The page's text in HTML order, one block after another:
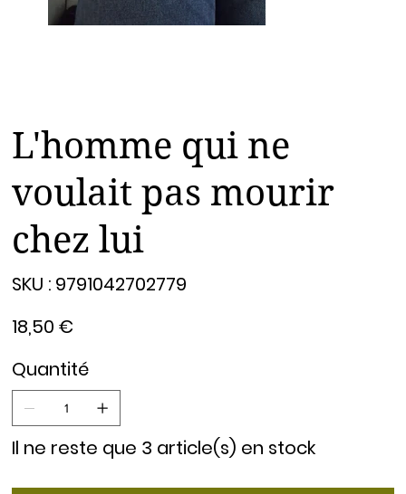
L'homme qui ne
voulait pas mourir
chez lui
SKU : 9791042702779
9791042702779
18,50 €
Quantité
Il ne reste que 3 article(s) en stock